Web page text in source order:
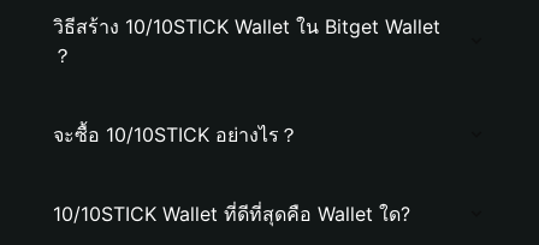
วิธีสร้าง 10/10STICK Wallet ใน Bitget Wallet
？
จะซื้อ 10/10STICK อย่างไร？
10/10STICK Wallet ที่ดีที่สุดคือ Wallet ใด?